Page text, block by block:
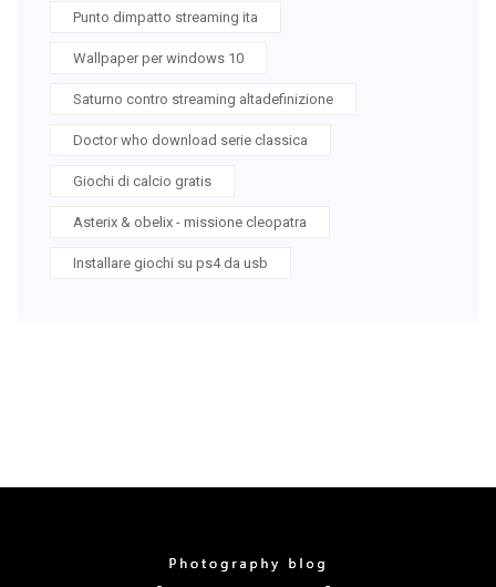
Punto dimpatto streaming ita
Wallpaper per windows 10
Saturno contro streaming altadefinizione
Doctor who download serie classica
Giochi di calcio gratis
Asterix & obelix - missione cleopatra
Installare giochi su ps4 da usb